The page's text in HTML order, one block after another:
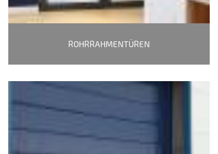
ROHRRAHMENTÜREN